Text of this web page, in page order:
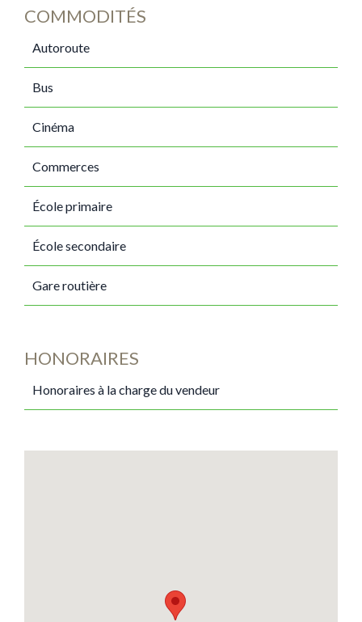
COMMODITÉS
Autoroute
Bus
Cinéma
Commerces
École primaire
École secondaire
Gare routière
HONORAIRES
Honoraires à la charge du vendeur